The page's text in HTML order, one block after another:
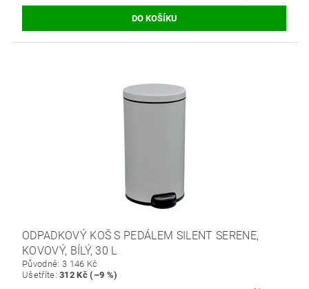
ODPADKOVÝ KOŠ S PEDÁLEM SILENT SERENE,
KOVOVÝ, BÍLÝ, 30 L
Původně: 3 146 Kč
Ušetříte:312 Kč (–9 %)